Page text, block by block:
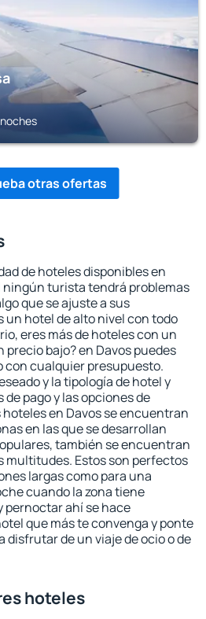
otras ofertas
de hoteles disponibles en
ningún turista tendrá problemas
que se ajuste a sus
un hotel de alto nivel con todo
eres más de hoteles con un
bajo? en Davos puedes
con cualquier presupuesto.
y la tipología de hotel y
pago y las opciones de
en Davos se encuentran
en las que se desarrollan
también se encuentran
multitudes. Estos son perfectos
largas como para una
cuando la zona tiene
pernoctar ahí se hace
que más te convenga y ponte
disfrutar de un viaje de ocio o de
hoteles